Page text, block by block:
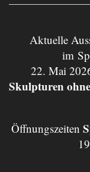
Aktuelle
im
22. Mai
Skulpturen
Öffnungszeiten